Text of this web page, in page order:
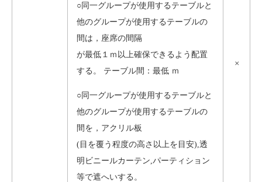
○同一グループが使用するテーブルと
他のグループが使用するテーブルの
間は，座席の間隔
が最低１ｍ以上確保できるよう配置
する。 テーブル間：最低 ｍ
○同一グループが使用するテーブルと
他のグループが使用するテーブルの
間を，アクリル板
(目を覆う程度の高さ以上を目安),透
明ビニールカーテン,パーティション
等で遮へいする。
×